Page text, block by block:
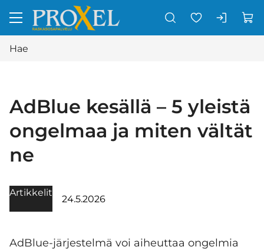
Siirry pääsisältöön
AdBlue kesällä – 5 yleistä
ongelmaa ja miten vältät
ne
Artikkelit
24.5.2026
AdBlue-järjestelmä voi aiheuttaa ongelmia